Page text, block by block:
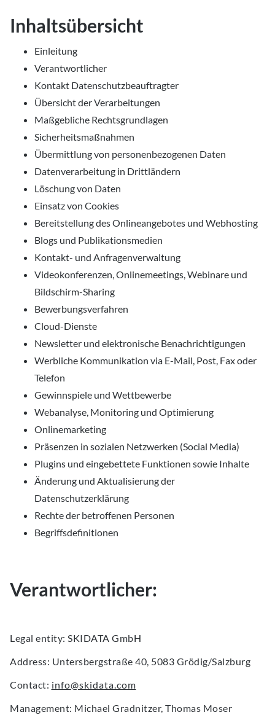
Inhaltsübersicht
Einleitung
Verantwortlicher
Kontakt Datenschutzbeauftragter
Übersicht der Verarbeitungen
Maßgebliche Rechtsgrundlagen
Sicherheitsmaßnahmen
Übermittlung von personenbezogenen Daten
Datenverarbeitung in Drittländern
Löschung von Daten
Einsatz von Cookies
Bereitstellung des Onlineangebotes und Webhosting
Blogs und Publikationsmedien
Kontakt- und Anfragenverwaltung
Videokonferenzen, Onlinemeetings, Webinare und
Bildschirm-Sharing
Bewerbungsverfahren
Cloud-Dienste
Newsletter und elektronische Benachrichtigungen
Werbliche Kommunikation via E-Mail, Post, Fax oder
Telefon
Gewinnspiele und Wettbewerbe
Webanalyse, Monitoring und Optimierung
Onlinemarketing
Präsenzen in sozialen Netzwerken (Social Media)
Plugins und eingebettete Funktionen sowie Inhalte
Änderung und Aktualisierung der
Datenschutzerklärung
Rechte der betroffenen Personen
Begriffsdefinitionen
Verantwortlicher:
Legal entity: SKIDATA GmbH
Address: Untersbergstraße 40, 5083 Grödig/Salzburg
Contact: info@skidata.com
Management: Michael Gradnitzer, Thomas Moser